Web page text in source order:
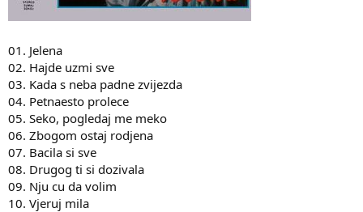
01. Jelena
02. Hajde uzmi sve
03. Kada s neba padne zvijezda
04. Petnaesto prolece
05. Seko, pogledaj me meko
06. Zbogom ostaj rodjena
07. Bacila si sve
08. Drugog ti si dozivala
09. Nju cu da volim
10. Vjeruj mila